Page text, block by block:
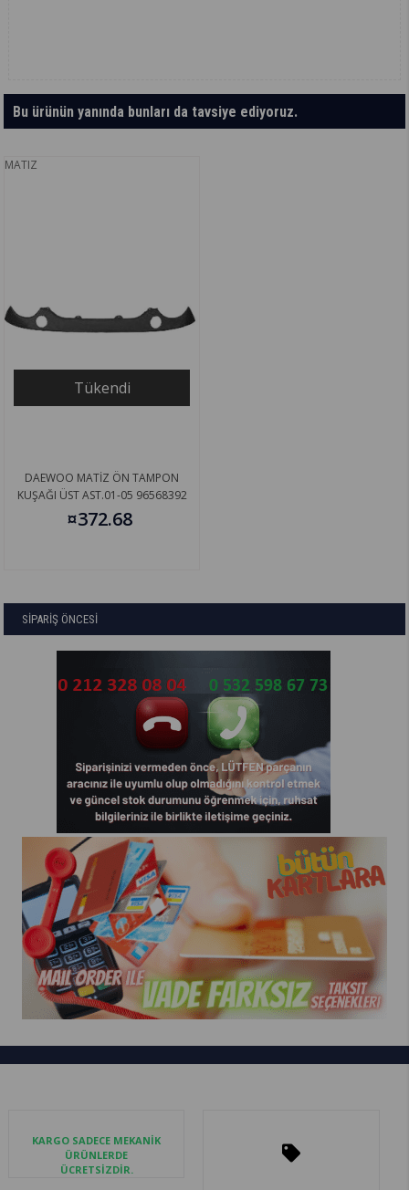
Bu ürünün yanında bunları da tavsiye ediyoruz.
MATIZ
Tükendi
DAEWOO MATİZ ÖN TAMPON
KUŞAĞI ÜST AST.01-05 96568392
¤372.68
SİPARİŞ ÖNCESİ
KARGO SADECE MEKANİK
ÜRÜNLERDE
ÜCRETSİZDİR.